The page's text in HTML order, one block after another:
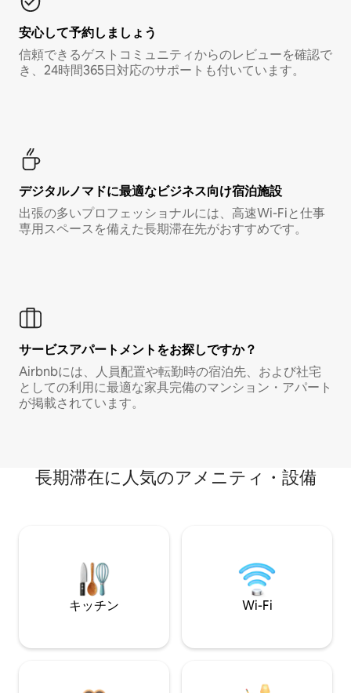
安心して予約しましょう
信頼できるゲストコミュニティからのレビューを確認で
き、24時間365日対応のサポートも付いています。
デジタルノマド⁠に最⁠適⁠なビ⁠ジ⁠ネ⁠ス⁠向⁠け宿⁠泊⁠施⁠設
出張の多いプロフェッショナルには、高速Wi-Fiと仕事
専用スペースを備えた長期滞在先がおすすめです。
サービスアパートメントをお探しですか？
Airbnbには、人員配置や転勤時の宿泊先、および社宅
としての利用に最適な家具完備のマンション・アパート
が掲載されています。
長期滞在に人気のアメニティ・設備
キッチン Wi-Fi